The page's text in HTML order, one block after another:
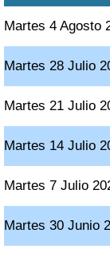
Martes 4 Agosto
Martes 28 Julio
Martes 21 Julio
Martes 14 Julio
Martes 7 Julio
Martes 30 Junio